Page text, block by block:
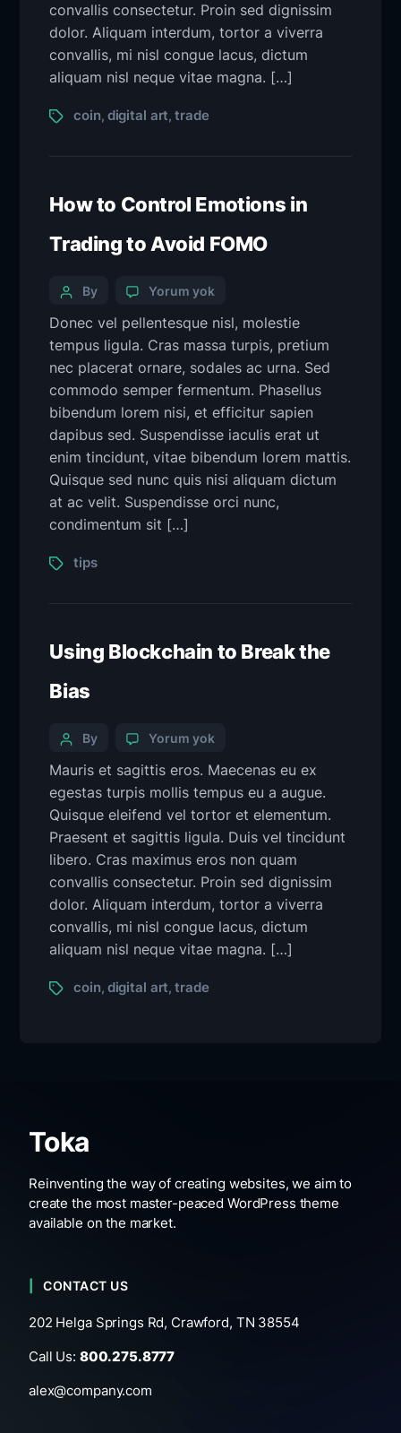
convallis consectetur. Proin sed dignissim
dolor. Aliquam interdum, tortor a viverra
convallis, mi nisl congue lacus, dictum
aliquam nisl neque vitae magna. […]
coin, digital art,trade
How to Control Emotions in
Trading to Avoid FOMO
By Yorum yok
Donec vel pellentesque nisl, molestie
tempus ligula. Cras massa turpis, pretium
nec placerat ornare, sodales ac urna. Sed
commodo semper fermentum. Phasellus
bibendum lorem nisi, et efficitur sapien
dapibus sed. Suspendisse iaculis erat ut
enim tincidunt, vitae bibendum lorem mattis.
Quisque sed nunc quis nisi aliquam dictum
at ac velit. Suspendisse orci nunc,
condimentum sit […]
tips
Using Blockchain to Break the
Bias
By Yorum yok
Mauris et sagittis eros. Maecenas eu ex
egestas turpis mollis tempus eu a augue.
Quisque eleifend vel tortor et elementum.
Praesent et sagittis ligula. Duis vel tincidunt
libero. Cras maximus eros non quam
convallis consectetur. Proin sed dignissim
dolor. Aliquam interdum, tortor a viverra
convallis, mi nisl congue lacus, dictum
aliquam nisl neque vitae magna. […]
coin, digital art,trade
Toka
Reinventing the way of creating websites, we aim to
create the most master-peaced WordPress theme
available on the market.
CONTACT US
202 Helga Springs Rd, Crawford, TN 38554
Call Us: 800.275.8777
alex@company.com